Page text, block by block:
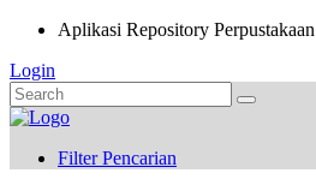
Aplikasi Repository
Login
Filter Pencarian